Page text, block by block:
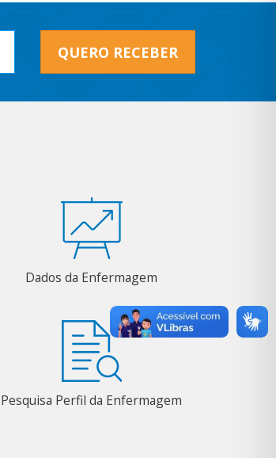
QUERO RECEBER
Dados da Enfermagem
Pesquisa Perfil da Enfermagem